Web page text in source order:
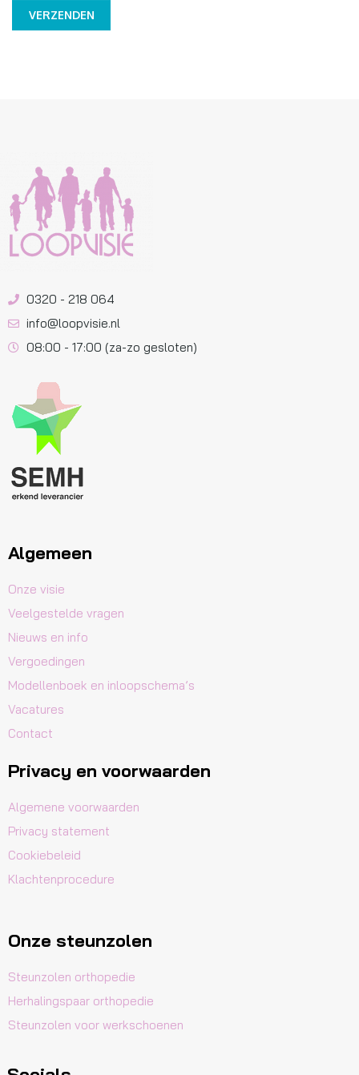
0320 - 218 064
info@loopvisie.nl
08:00 - 17:00 (za-zo gesloten)
Algemeen
Onze visie
Veelgestelde vragen
Nieuws en info
Vergoedingen
Modellenboek en inloopschema’s
Vacatures
Contact
Privacy en voorwaarden
Algemene voorwaarden
Privacy statement
Cookiebeleid
Klachtenprocedure
Onze steunzolen
Steunzolen orthopedie
Herhalingspaar orthopedie
Steunzolen voor werkschoenen